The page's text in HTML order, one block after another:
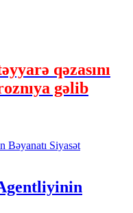
qəzasını
gəlib
Siyasət